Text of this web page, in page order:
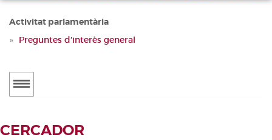
Activitat parlamentària
Preguntes d'interès general
Menú
Notícies
CERCADOR DE TRAMITACIONS
CERCADOR